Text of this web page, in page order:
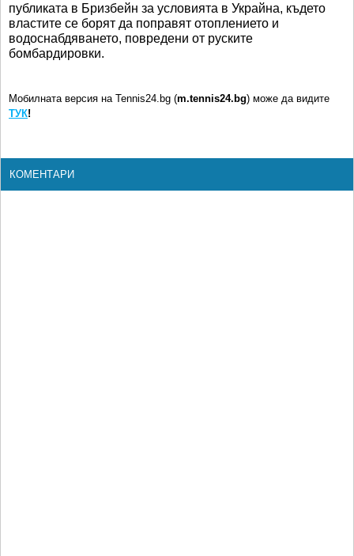
публиката в Бризбейн за условията в Украйна, където
властите се борят да поправят отоплението и
водоснабдяването, повредени от руските
бомбардировки.
Мобилната версия на Tennis24.bg (m.tennis24.bg) може да видите
ТУК!
КОМЕНТАРИ